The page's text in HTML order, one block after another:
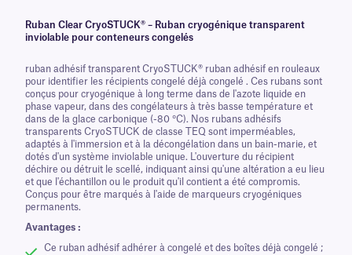
Ruban Clear CryoSTUCK® – Ruban cryogénique transparent
inviolable pour conteneurs congelés
ruban adhésif transparent CryoSTUCK® ruban adhésif en rouleaux
pour identifier les récipients congelé déjà congelé . Ces rubans sont
conçus pour cryogénique à long terme dans de l'azote liquide en
phase vapeur, dans des congélateurs à très basse température et
dans de la glace carbonique (-80 °C). Nos rubans adhésifs
transparents CryoSTUCK de classe TEQ sont imperméables,
adaptés à l'immersion et à la décongélation dans un bain-marie, et
dotés d'un système inviolable unique. L'ouverture du récipient
déchire ou détruit le scellé, indiquant ainsi qu'une altération a eu lieu
et que l'échantillon ou le produit qu'il contient a été compromis.
Conçus pour être marqués à l'aide de marqueurs cryogéniques
permanents.
Avantages :
Ce ruban adhésif adhérer à congelé et des boîtes déjà congelé ;